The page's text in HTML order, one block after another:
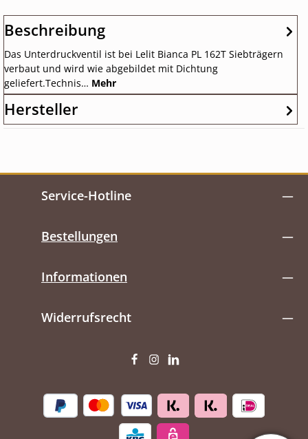
Beschreibung
Das Unterdruckventil ist bei Lelit Bianca PL 162T Siebträgern
verbaut und wird wie abgebildet mit Dichtung
geliefert.Technis… Mehr
Hersteller
Service-Hotline
Bestellungen
Informationen
Widerrufsrecht